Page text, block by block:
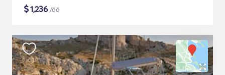
$1,236 /öö